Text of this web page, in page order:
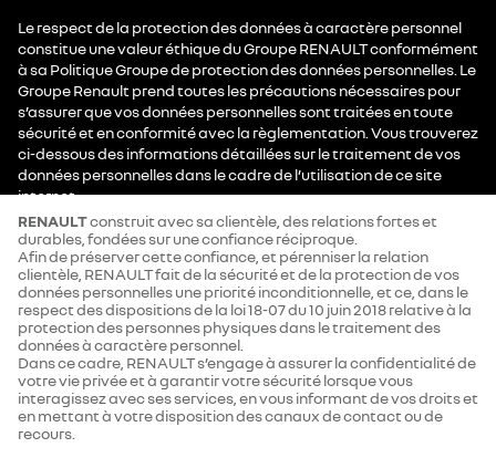
Le respect de la protection des données à caractère personnel
constitue une valeur éthique du Groupe RENAULT conformément
à sa Politique Groupe de protection des données personnelles. Le
Groupe Renault prend toutes les précautions nécessaires pour
s’assurer que vos données personnelles sont traitées en toute
sécurité et en conformité avec la règlementation. Vous trouverez
ci-dessous des informations détaillées sur le traitement de vos
données personnelles dans le cadre de l’utilisation de ce site
internet.
RENAULTconstruit avec sa clientèle, des relations fortes et
durables, fondées sur une confiance réciproque.
Afin de préserver cette confiance, et pérenniser la relation
clientèle, RENAULT fait de la sécurité et de la protection de vos
données personnelles une priorité inconditionnelle, et ce, dans le
respect des dispositions de la loi 18-07 du 10 juin 2018 relative à la
protection des personnes physiques dans le traitement des
données à caractère personnel.
Dans ce cadre, RENAULT s’engage à assurer la confidentialité de
votre vie privée et à garantir votre sécurité lorsque vous
interagissez avec ses services, en vous informant de vos droits et
en mettant à votre disposition des canaux de contact ou de
recours.